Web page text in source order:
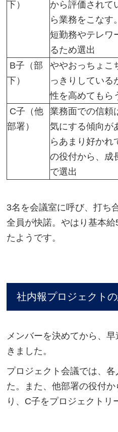
下）
から評価されて
ら業務をこなす
短勤務やテレワ
るため選出
B子（部
下）
ややおっちょこ
っきりしている
性を高めてもら
C子（他
部署）
業務面での信頼
気にする傾向が
らあまり好かれ
の役付から、成
で選出
3名を会議室に呼び、打ち
全員が快諾。やはり基本
たようです。
社内報プロジェクト
メンバーを決めてから、
きました。
プロジェクト会議では、
た。また、他部署の役付
り、C子をプロジェクトリ